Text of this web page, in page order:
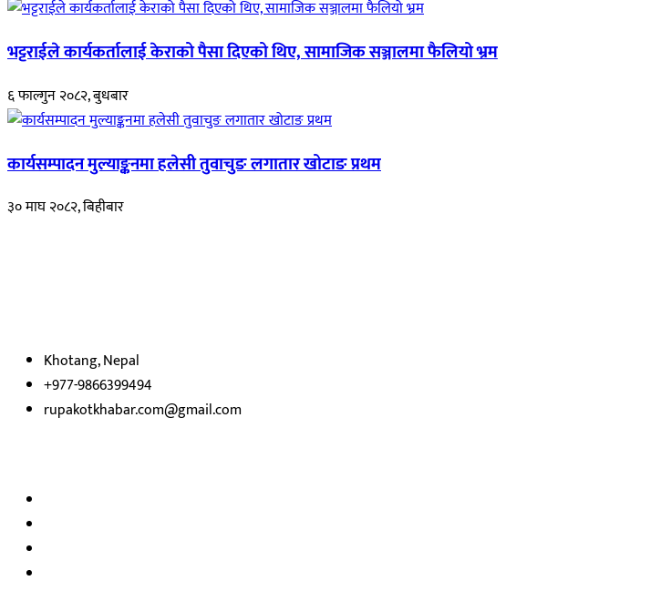
भट्टराईले कार्यकर्तालाई केराको पैसा दिएको थिए, सामाजिक सञ्जालमा फैलियो भ्रम
६ फाल्गुन २०८२, बुधबार
कार्यसम्पादन मुल्याङ्कनमा हलेसी तुवाचुङ लगातार खोटाङ प्रथम
३० माघ २०८२, बिहीबार
Khotang, Nepal
+977-9866399494
rupakotkhabar.com@gmail.com